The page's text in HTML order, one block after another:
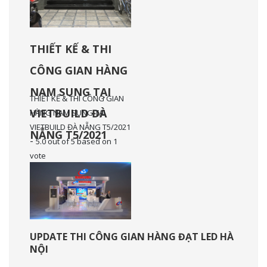
THIẾT KẾ & THI
CÔNG GIAN HÀNG
NAM SUNG TẠI
VIETBUILD ĐÀ
NẴNG T5/2021
THIẾT KẾ & THI CÔNG GIAN
HÀNG NAM SUNG TẠI
VIETBUILD ĐÀ NẴNG T5/2021
-5.0out of5based on 1
vote
UPDATE THI CÔNG GIAN HÀNG ĐẠT LED HÀ
NỘI